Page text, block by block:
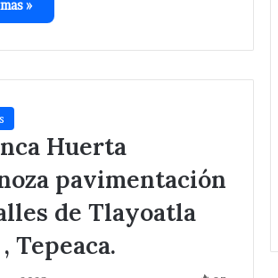
»
Huerta
pavimentación
de Tlayoatla
Tepeaca.